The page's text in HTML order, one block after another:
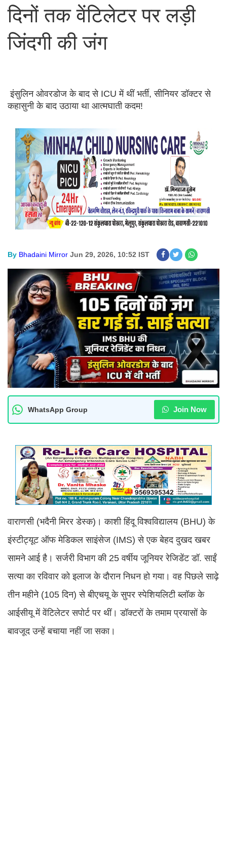
दिनों तक वेंटिलेटर पर लड़ी
जिंदगी की जंग
इंसुलिन ओवरडोज के बाद से ICU में थीं भर्ती, सीनियर डॉक्टर से
कहासुनी के बाद उठाया था आत्मघाती कदम!
By Bhadaini Mirror Jun 29, 2026, 10:52 IST
WhatsApp Group Join Now
वाराणसी (भदैनी मिरर डेस्क)। काशी हिंदू विश्वविद्यालय (BHU) के
इंस्टीट्यूट ऑफ मेडिकल साइंसेज (IMS) से एक बेहद दुखद खबर
सामने आई है। सर्जरी विभाग की 25 वर्षीय जूनियर रेजिडेंट डॉ. साईं
सत्या का रविवार को इलाज के दौरान निधन हो गया। वह पिछले साढ़े
तीन महीने (105 दिन) से बीएचयू के सुपर स्पेशियलिटी ब्लॉक के
आईसीयू में वेंटिलेटर सपोर्ट पर थीं। डॉक्टरों के तमाम प्रयासों के
बावजूद उन्हें बचाया नहीं जा सका।